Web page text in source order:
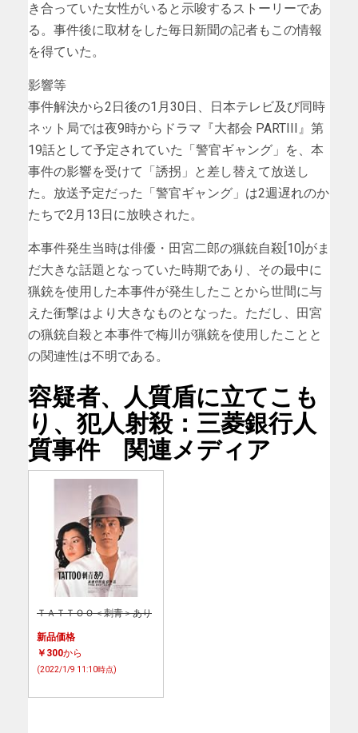
き合っていた女性がいると示唆するストーリーであ
る。事件後に取材をした毎日新聞の記者もこの情報
を得ていた。
影響等
事件解決から2日後の1月30日、日本テレビ及び同時
ネット局では夜9時からドラマ『大都会 PARTIII』第
19話として予定されていた「警官ギャング」を、本
事件の影響を受けて「誘拐」と差し替えて放送し
た。放送予定だった「警官ギャング」は2週遅れのか
たちで2月13日に放映された。
本事件発生当時は俳優・田宮二郎の猟銃自殺[10]がま
だ大きな話題となっていた時期であり、その最中に
猟銃を使用した本事件が発生したことから世間に与
えた衝撃はより大きなものとなった。ただし、田宮
の猟銃自殺と本事件で梅川が猟銃を使用したことと
の関連性は不明である。
容疑者、人質盾に立てこも
り、犯人射殺：三菱銀行人
質事件 関連メディア
ＴＡＴＴＯＯ＜刺青＞あり
新品価格
￥300から
(2022/1/9 11:10時点)